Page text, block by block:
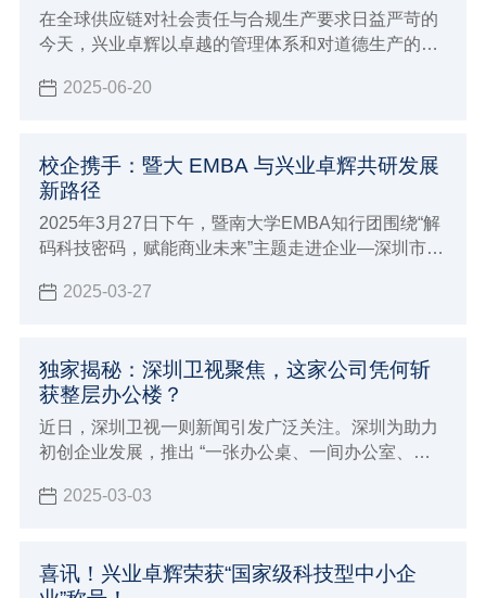
在全球供应链对社会责任与合规生产要求日益严苛的
今天，兴业卓辉以卓越的管理体系和对道德生产的坚
Accredited Production）黄金级认证！
2025-06-20
校企携手：暨大 EMBA 与兴业卓辉共研发展
新路径
2025年3月27日下午，暨南大学EMBA知行团围绕“解
码科技密码，赋能商业未来”主题走进企业—深圳市兴
2025-03-27
独家揭秘：深圳卫视聚焦，这家公司凭何斩
获整层办公楼？
近日，深圳卫视一则新闻引发广泛关注。深圳为助力
初创企业发展，推出 “一张办公桌、一间办公室、一
2025-03-03
喜讯！兴业卓辉荣获“国家级科技型中小企